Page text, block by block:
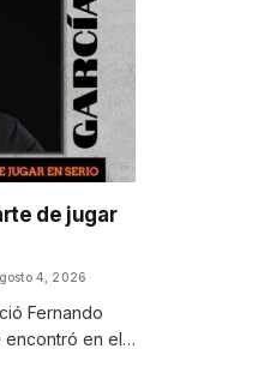
de jugar
4, 2026
Fernando
encontró en el…